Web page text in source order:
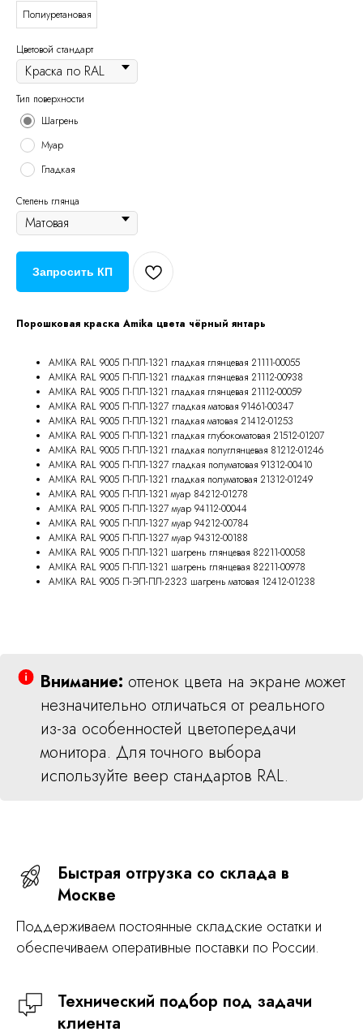
Полиуретановая
Цветовой стандарт
Тип поверхности
Шагрень
Муар
Гладкая
Степень глянца
Запросить КП
Порошковая краска Amika цвета чёрный янтарь
AMIKA RAL 9005 П-ПЛ-1321 гладкая глянцевая 21111-00055
AMIKA RAL 9005 П-ПЛ-1321 гладкая глянцевая 21112-00938
AMIKA RAL 9005 П-ПЛ-1321 гладкая глянцевая 21112-00059
AMIKA RAL 9005 П-ПЛ-1327 гладкая матовая 91461-00347
AMIKA RAL 9005 П-ПЛ-1321 гладкая матовая 21412-01253
AMIKA RAL 9005 П-ПЛ-1321 гладкая глубокоматовая 21512-01207
AMIKA RAL 9005 П-ПЛ-1321 гладкая полуглянцевая 81212-01246
AMIKA RAL 9005 П-ПЛ-1327 гладкая полуматовая 91312-00410
AMIKA RAL 9005 П-ПЛ-1321 гладкая полуматовая 21312-01249
AMIKA RAL 9005 П-ПЛ-1321 муар 84212-01278
AMIKA RAL 9005 П-ПЛ-1327 муар 94112-00044
AMIKA RAL 9005 П-ПЛ-1327 муар 94212-00784
AMIKA RAL 9005 П-ПЛ-1327 муар 94312-00188
AMIKA RAL 9005 П-ПЛ-1321 шагрень глянцевая 82211-00058
AMIKA RAL 9005 П-ПЛ-1321 шагрень глянцевая 82211-00978
AMIKA RAL 9005 П-ЭП-ПЛ-2323 шагрень матовая 12412-01238
Внимание: оттенок цвета на экране может
незначительно отличаться от реального
из-за особенностей цветопередачи
монитора. Для точного выбора
используйте веер стандартов RAL.
Быстрая отгрузка со склада в
Москве
Поддерживаем постоянные складские остатки и
обеспечиваем оперативные поставки по России.
Технический подбор под задачи
клиента